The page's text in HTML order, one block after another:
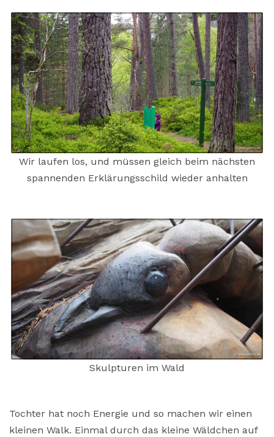
Wir laufen los, und müssen gleich beim nächsten
spannenden Erklärungsschild wieder anhalten
Skulpturen im Wald
Tochter hat noch Energie und so machen wir einen
kleinen Walk. Einmal durch das kleine Wäldchen auf